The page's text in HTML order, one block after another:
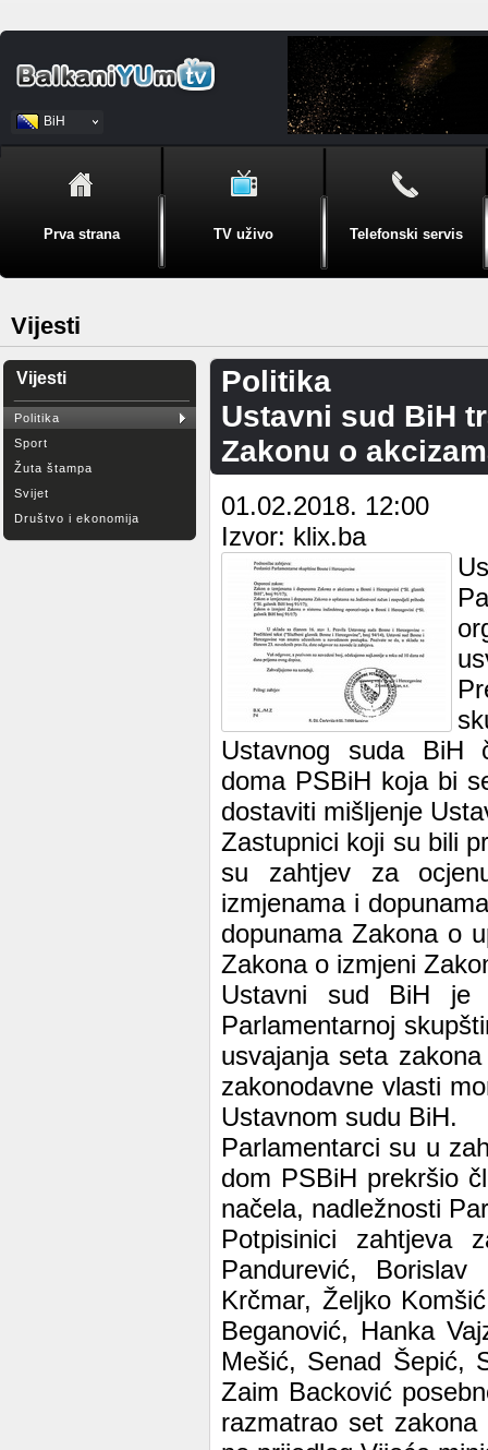
BiH
Srpski
Prva strana TV uživo Telefonski servis
Vijesti
Vijesti
Politika
Sport
Žuta štampa
Svijet
Društvo i ekonomija
Politika
Ustavni sud BiH
Zakonu o
01.02.2018. 12:00
Izvor: klix.ba
Ustavnog suda BiH
doma PSBiH koja bi
dostaviti mišljenje
Zastupnici koji su bili
su zahtjev za
izmjenama i
dopunama Zakona o
Zakona o izmjeni
Ustavni sud BiH je
Parlamentarnoj
usvajanja seta
zakonodavne vlasti
Ustavnom sudu BiH.
Parlamentarci su u
dom PSBiH prekršio
načela, nadležnosti
Potpisinici zahtjeva
Pandurević,
Krčmar, Željko
Beganović, Hanka
Mešić, Senad Šepić,
Zaim Backović
razmatrao set